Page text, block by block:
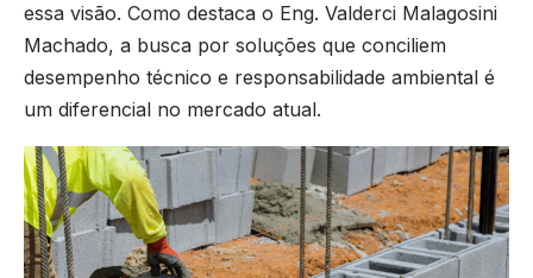
essa visão. Como destaca o Eng. Valderci Malagosini
Machado, a busca por soluções que conciliem
desempenho técnico e responsabilidade ambiental é
um diferencial no mercado atual.